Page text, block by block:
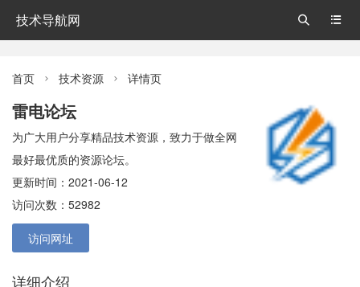
技术导航网 

首页  技术资源  详情页
雷电论坛
为广大用户分享精品技术资源，致力于做全网
最好最优质的资源论坛。
更新时间：2021-06-12
访问次数：52982
访问网址
详细介绍